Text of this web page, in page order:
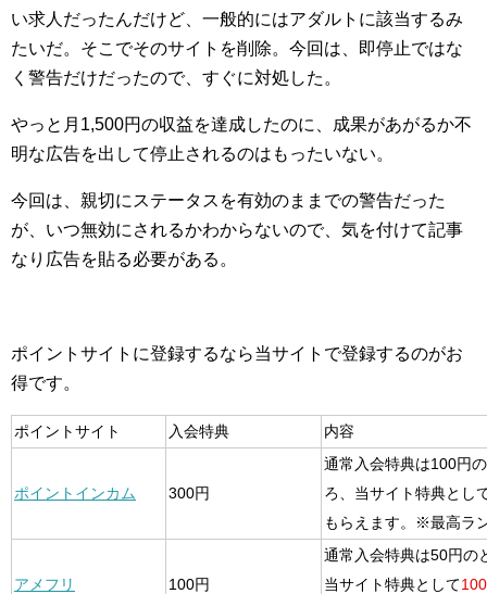
い求人だったんだけど、一般的にはアダルトに該当するみ
たいだ。そこでそのサイトを削除。今回は、即停止ではな
く警告だけだったので、すぐに対処した。
やっと月1,500円の収益を達成したのに、成果があがるか不
明な広告を出して停止されるのはもったいない。
今回は、親切にステータスを有効のままでの警告だった
が、いつ無効にされるかわからないので、気を付けて記事
なり広告を貼る必要がある。
ポイントサイトに登録するなら当サイトで登録するのがお
得です。
ポイントサイト 入会特典 内容
ポイントインカム 300円
通常入会特典は100円
ろ、当サイト特典とし
もらえます。※最高ラ
アメフリ 100円
通常入会特典は50円の
当サイト特典として